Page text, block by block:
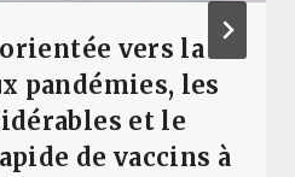
vers la
pandémies, les
et le
de vaccins à